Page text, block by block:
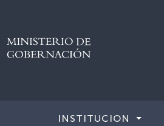
INSTITUCION